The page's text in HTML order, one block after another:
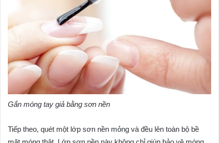
Gắn móng tay giả bằng sơn nền
Tiếp theo, quét một lớp sơn nền mỏng và đều lên toàn bộ bề